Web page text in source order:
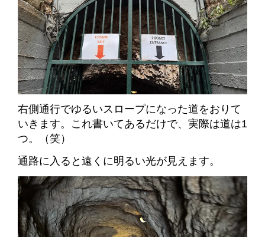
右側通行でゆるいスロープになった道をおりて
いきます。これ書いてあるだけで、実際は道は1
つ。（笑）
通路に入ると 遠くに明るい光が見えます。